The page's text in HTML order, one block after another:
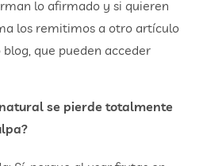
lo afirmado y si quieren
los remitimos a otro artículo
que pueden acceder
se pierde totalmente